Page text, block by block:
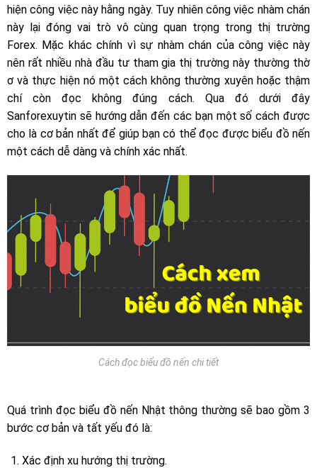
hiện công việc này hằng ngày. Tuy nhiên công việc nhàm chán
này lại đóng vai trò vô cùng quan trọng trong thị trường
Forex. Mặc khác chính vì sự nhàm chán của công việc này
nên rất nhiều nhà đầu tư tham gia thị trường này thường thờ
ơ và thực hiện nó một cách không thường xuyên hoặc thậm
chí còn đọc không đúng cách. Qua đó dưới đây
Sanforexuytin sẽ hướng dẫn đến các bạn một số cách được
cho là cơ bản nhất để giúp bạn có thể đọc được biểu đồ nến
một cách dễ dàng và chính xác nhất.
Cách đọc biểu đồ nến chi tiết
Quá trình đọc biểu đồ nến Nhật thông thường sẽ bao gồm 3
bước cơ bản và tất yếu đó là:
Xác định xu hướng thị trường.